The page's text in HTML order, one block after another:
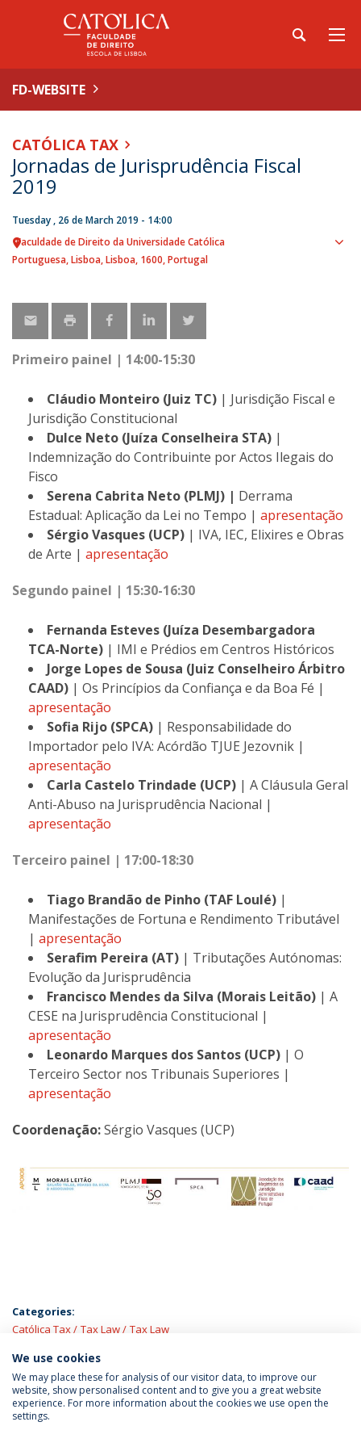
FD-WEBSITE
CATÓLICA TAX
Jornadas de Jurisprudência Fiscal
2019
Tuesday , 26 de March 2019 - 14:00
Faculdade de Direito da Universidade Católica
Portuguesa Lisboa Lisboa 1600 Portugal
Primeiro painel | 14:00-15:30
Cláudio Monteiro (Juiz TC) | Jurisdição Fiscal e
Jurisdição Constitucional
Dulce Neto (Juíza Conselheira STA) |
Indemnização do Contribuinte por Actos Ilegais do
Fisco
Serena Cabrita Neto (PLMJ) | Derrama
Estadual: Aplicação da Lei no Tempo | apresentação
Sérgio Vasques (UCP) | IVA, IEC, Elixires e Obras
de Arte | apresentação
Segundo painel | 15:30-16:30
Fernanda Esteves (Juíza Desembargadora
TCA-Norte) | IMI e Prédios em Centros Históricos
Jorge Lopes de Sousa (Juiz Conselheiro Árbitro
CAAD) | Os Princípios da Confiança e da Boa Fé |
apresentação
Sofia Rijo (SPCA) | Responsabilidade do
Importador pelo IVA: Acórdão TJUE Jezovnik |
apresentação
Carla Castelo Trindade (UCP) | A Cláusula Geral
Anti-Abuso na Jurisprudência Nacional |
apresentação
Terceiro painel | 17:00-18:30
Tiago Brandão de Pinho (TAF Loulé) |
Manifestações de Fortuna e Rendimento Tributável
| apresentação
Serafim Pereira (AT) | Tributações Autónomas:
Evolução da Jurisprudência
Francisco Mendes da Silva (Morais Leitão) | A
CESE na Jurisprudência Constitucional |
apresentação
Leonardo Marques dos Santos (UCP) | O
Terceiro Sector nos Tribunais Superiores |
apresentação
Coordenação:Sérgio Vasques (UCP)
Categories:
Católica Tax
Tax Law Tax Law
LATEST NEWS
Privacy Policy
We use cookies
We may place these for analysis of our visitor data, to improve our
website, show personalised content and to give you a great website
experience. For more information about the cookies we use open the
settings.